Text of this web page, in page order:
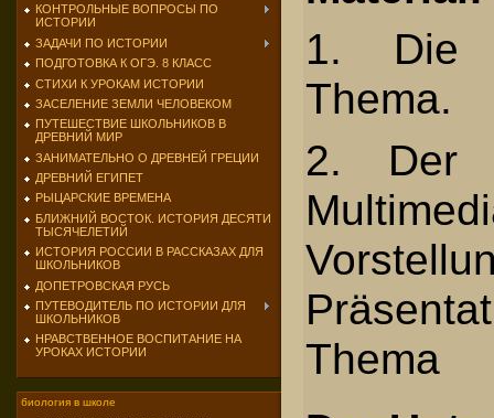
КОНТРОЛЬНЫЕ ВОПРОСЫ ПО
ИСТОРИИ
ЗАДАЧИ ПО ИСТОРИИ
ПОДГОТОВКА К ОГЭ. 8 КЛАСС
СТИХИ К УРОКАМ ИСТОРИИ
ЗАСЕЛЕНИЕ ЗЕМЛИ ЧЕЛОВЕКОМ
ПУТЕШЕСТВИЕ ШКОЛЬНИКОВ В
ДРЕВНИЙ МИР
ЗАНИМАТЕЛЬНО О ДРЕВНЕЙ ГРЕЦИИ
ДРЕВНИЙ ЕГИПЕТ
РЫЦАРСКИЕ ВРЕМЕНА
БЛИЖНИЙ ВОСТОК. ИСТОРИЯ ДЕСЯТИ
ТЫСЯЧЕЛЕТИЙ
ИСТОРИЯ РОССИИ В РАССКАЗАХ ДЛЯ
ШКОЛЬНИКОВ
ДОПЕТРОВСКАЯ РУСЬ
ПУТЕВОДИТЕЛЬ ПО ИСТОРИИ ДЛЯ
ШКОЛЬНИКОВ
НРАВСТВЕННОЕ ВОСПИТАНИЕ НА
УРОКАХ ИСТОРИИ
биология в школе
1. Die
Thema.
2. Der
Thema